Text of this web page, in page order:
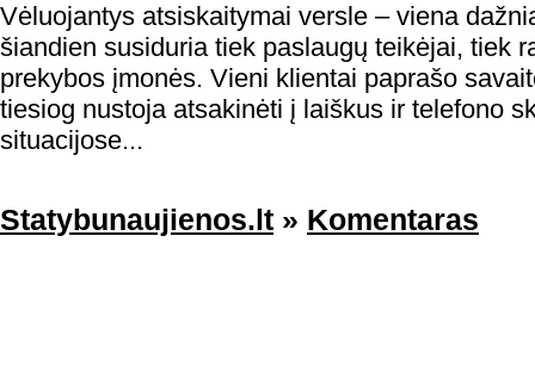
Vėluojantys atsiskaitymai versle – viena
šiandien susiduria tiek paslaugų teikėjai, tiek
prekybos įmonės. Vieni klientai paprašo
tiesiog nustoja atsakinėti į laiškus ir telefono
situacijose...
Statybunaujienos.lt » Komentaras